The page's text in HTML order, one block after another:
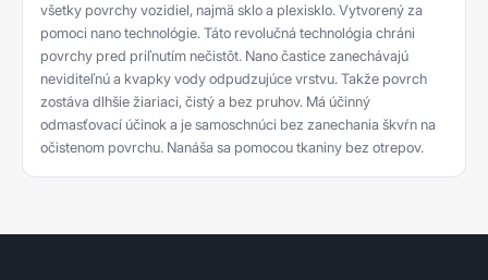
všetky povrchy vozidiel, najmä sklo a plexisklo. Vytvorený za
pomoci nano technológie. Táto revolučná technológia chráni
povrchy pred priľnutím nečistôt. Nano častice zanechávajú
neviditeľnú a kvapky vody odpudzujúce vrstvu. Takže povrch
zostáva dlhšie žiariaci, čistý a bez pruhov. Má účinný
odmasťovací účinok a je samoschnúci bez zanechania škvŕn na
očistenom povrchu. Nanáša sa pomocou tkaniny bez otrepov.